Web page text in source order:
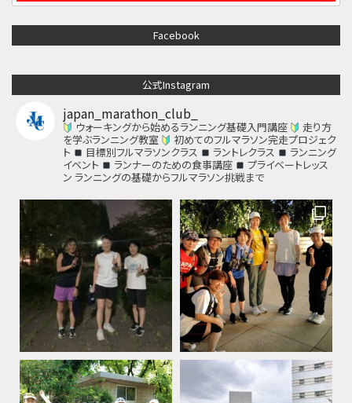
Facebook
公式Instagram
japan_marathon_club_
ウォーキングから始めるランニング基礎入門講座
走り方
を学ぶランニング教室
初めてのフルマラソン完走プロジェク
ト
目標別フルマラソンクラス ラントレクラス
ランニング
イベント
ランナーのための食事講座
プライベートレッス
ン ランニングの基礎からフルマラソン挑戦まで